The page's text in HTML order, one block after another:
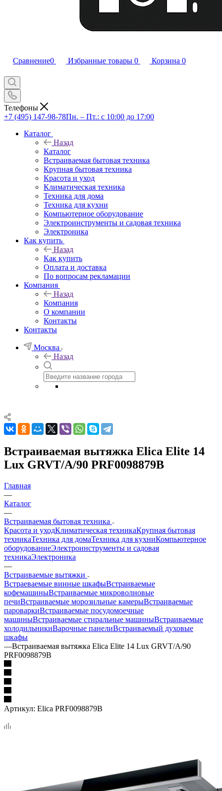
Сравнение0 Избранные товары 0 Корзина 0
Телефоны
+7 (495) 147-98-78Пн. – Пт.: с 10:00 до 17:00
Каталог
Назад
Каталог
Встраиваемая бытовая техника
Крупная бытовая техника
Красота и уход
Климатическая техника
Техника для дома
Техника для кухни
Компьютерное оборудование
Электроинструменты и садовая техника
Электроника
Как купить
Назад
Как купить
Оплата и доставка
По вопросам рекламации
Компания
Назад
Компания
О компании
Контакты
Контакты
Москва
Назад
Встраиваемая вытяжка Elica Elite 14
Lux GRVT/A/90 PRF0098879B
Главная
—
Каталог
—
Встраиваемая бытовая техника
Красота и уходКлиматическая техникаКрупная бытовая
техникаТехника для домаТехника для кухниКомпьютерное
оборудованиеЭлектроинструменты и садовая
техникаЭлектроника
—
Встраиваемые вытяжки
Встраеваемые винные шкафыВстраиваемые
кофемашиныВстраиваемые микроволновые
печиВстраиваемые морозильные камерыВстраиваемые
пароваркиВстраиваемые посудомоечные
машиныВстраиваемые стиральные машиныВстраиваемые
холодильникиВарочные панелиВстраиваемый духовые
шкафы
—Встраиваемая вытяжка Elica Elite 14 Lux GRVT/A/90
PRF0098879B
Артикул: Elica PRF0098879B